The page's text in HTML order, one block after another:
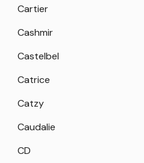
Cartier
Cashmir
Castelbel
Catrice
Catzy
Caudalie
CD